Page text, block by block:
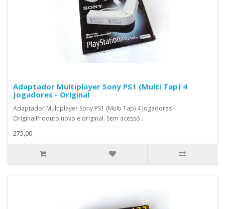
Adaptador Multiplayer Sony PS1 (Multi Tap) 4
Jogadores - Original
Adaptador Multiplayer Sony PS1 (Multi Tap) 4 Jogadores -
OriginalProduto novo e original. Sem acessó..
275,00